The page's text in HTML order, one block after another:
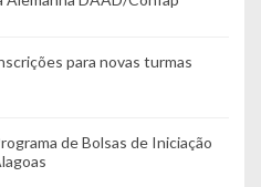
para novas turmas
de Bolsas de Iniciação